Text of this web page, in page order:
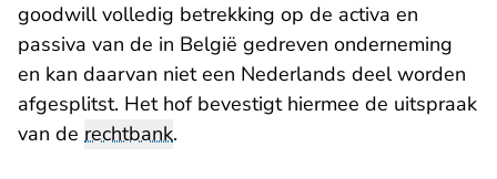
goodwill volledig betrekking op de activa en
passiva van de in België gedreven onderneming
en kan daarvan niet een Nederlands deel worden
afgesplitst. Het hof bevestigt hiermee de uitspraak
van de rechtbank.